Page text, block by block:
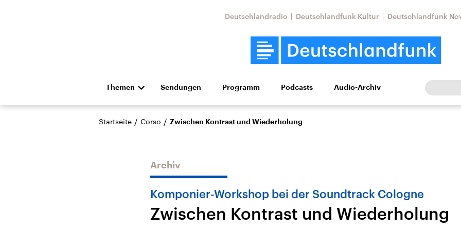
Deutschlandradio Deutschlandfunk Kultur Deutschlandfunk
Themen
Die Nachrichten Politik Wirtschaft Wissen Kultur Europa
Hörspiel und Feature Musik
Landtagswahl Sachsen-
USA
Nahostkonflikt
Iran
Aktuelle Lage und
Sendungen Programm Podcasts Audio-Archiv
Startseite / Corso / Zwischen Kontrast und Wiederholung
Archiv
Komponier-Workshop bei der Soundtrack Cologne
Zwischen Kontrast und Wiederholung